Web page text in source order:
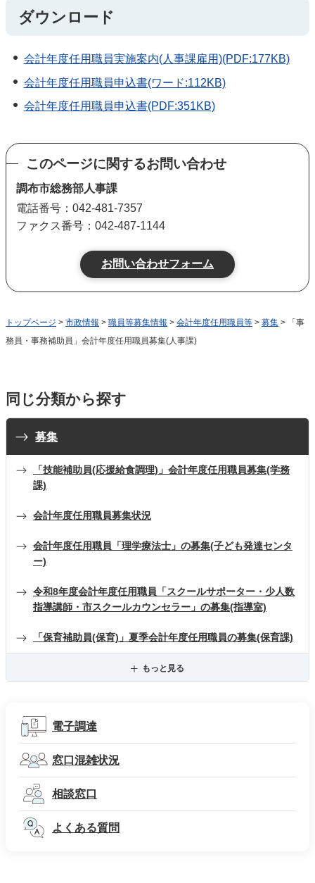
ダウンロード
会計年度任用職員実施案内(人事課雇用)(PDF:177KB)
会計年度任用職員申込書(ワード:112KB)
会計年度任用職員申込書(PDF:351KB)
このページに関するお問い合わせ
調布市総務部人事課
電話番号：042-481-7357
ファクス番号：042-487-1144
トップページ > 市政情報 > 職員等募集情報 > 会計年度任用職員等 > 募集 > 「事
務員・事務補助員」会計年度任用職員募集(人事課)
同じ分類から探す
募集
「技能補助員(応援給食調理)」会計年度任用職員募集(学務
課)
会計年度任用職員募集状況
会計年度任用職員「理学療法士」の募集(子ども発達センタ
ー)
令和8年度会計年度任用職員「スクールサポーター・少人数
指導講師・市スクールカウンセラー」の募集(指導室)
「保育補助員(保育)」夏季会計年度任用職員の募集(保育課)
もっと見る
電子調達
窓口混雑状況
相談窓口
よくある質問